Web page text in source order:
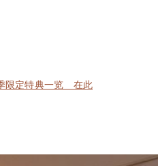
限定特典一览 在此